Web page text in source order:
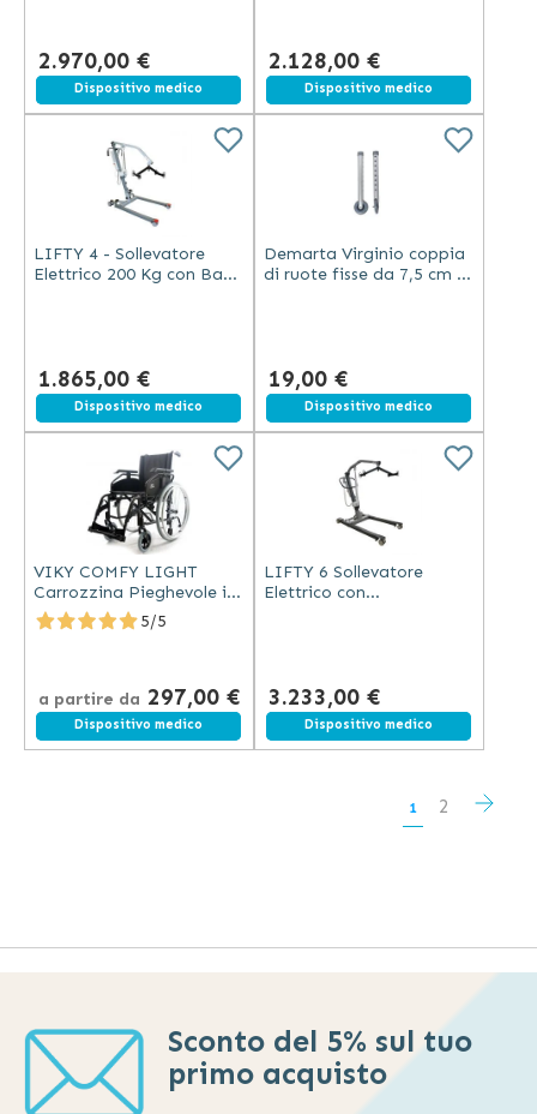
2.970,00 €
Spedizione gratuita
Dispositivo medico
2.128,00 €
Spedizione gratuita
Dispositivo medico
LIFTY 4 - Sollevatore
Elettrico 200 Kg con Base
1.865,00 €
Spedizione gratuita
Dispositivo medico
Demarta Virginio coppia
di ruote fisse da 7,5 cm in
19,00 €
Spedizione gratuita
Dispositivo medico
VIKY COMFY LIGHT
Carrozzina Pieghevole in
Alluminio Grigio
5/5
a partire da 297,00 €
Spedizione gratuita
Dispositivo medico
LIFTY 6 Sollevatore
Elettrico con
3.233,00 €
Spedizione gratuita
Dispositivo medico
Pagina
Attualmente
pagina
1 Pagina
2
Sconto del 5% sul tuo
primo acquisto